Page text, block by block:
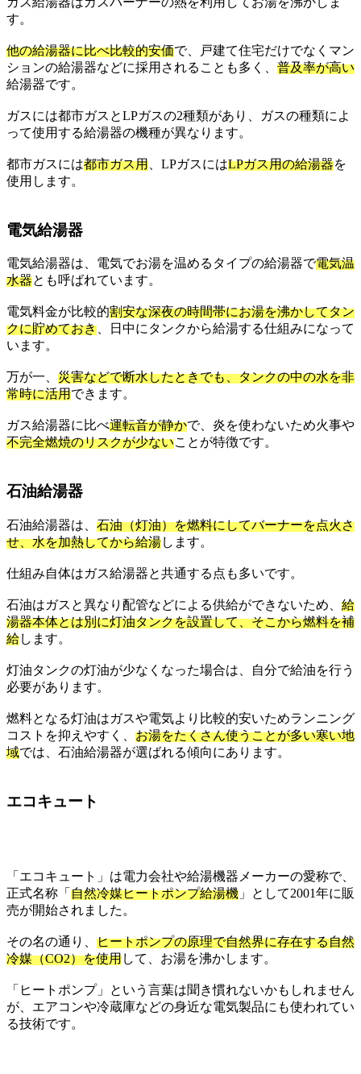
す。
他の給湯器に比べ比較的安価で、戸建て住宅だけでなくマン
ションの給湯器などに採用されることも多く、 普及率が高い
給湯器です。
ガスには都市ガスとLPガスの2種類があり、ガスの種類によ
って使用する給湯器の機種が異なります。
都市ガスには都市ガス用 、LPガスにはLPガス用の給湯器を
使用します。
電気給湯器
電気給湯器は、電気でお湯を温めるタイプの給湯器で電気温
水器とも呼ばれています。
電気料金が比較的割安な深夜の時間帯にお湯を沸かしてタン
クに貯めておき 、日中にタンクから給湯する仕組みになって
います。
万が一、 災害などで断水したときでも、タンクの中の水を非
常時に活用できます。
ガス給湯器に比べ運転音が静かで、炎を使わないため火事や
不完全燃焼のリスクが少ないことが特徴です。
石油給湯器
石油給湯器は、 石油（灯油）を燃料にしてバーナーを点火さ
せ、水を加熱してから給湯します。
仕組み自体はガス給湯器と共通する点も多いです。
石油はガスと異なり配管などによる供給ができないため、 給
湯器本体とは別に灯油タンクを設置して、そこから燃料を補
給します。
灯油タンクの灯油が少なくなった場合は、自分で給油を行う
必要があります。
燃料となる灯油はガスや電気より比較的安いためランニング
コストを抑えやすく、 お湯をたくさん使うことが多い寒い地
域では、石油給湯器が選ばれる傾向にあります。
エコキュート
「エコキュート」は電力会社や給湯機器メーカーの愛称で、
正式名称「 自然冷媒ヒートポンプ給湯機 」として2001年に販
売が開始されました。
その名の通り、 ヒートポンプの原理で自然界に存在する自然
冷媒（CO2）を使用して、お湯を沸かします。
「ヒートポンプ」という言葉は聞き慣れないかもしれません
が、エアコンや冷蔵庫などの身近な電気製品にも使われてい
る技術です。